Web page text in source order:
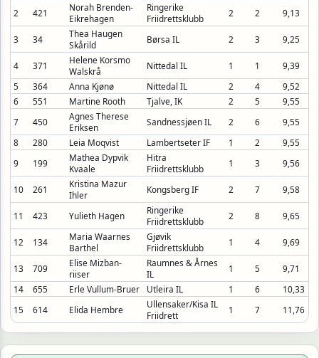
2 421
Norah Brenden-
Eikrehagen
Ringerike
Friidrettsklubb
2 2 9,13
3 34
Thea Haugen
Skårild
Børsa IL 2 3 9,25
4 371
Helene Korsmo
Walskrå
Nittedal IL 1 1
9,39
5
364 Anna Kjønø Nittedal IL 2 4
9,52
6
551 Martine Rooth Tjalve, IK 2 5
9,55
7
450
Agnes Therese
Eriksen
Sandnessjøen IL 2 6
9,55
8
280 Leia Moqvist Lambertseter IF 1 2
9,55
9
199
Mathea Dypvik
Kvaale
Hitra
Friidrettsklubb
1 3 9,56
10 261
Kristina Mazur
Ihler
Kongsberg IF 2 7 9,58
11 423 Yulieth Hagen
Ringerike
Friidrettsklubb
2 8 9,65
12 134
Maria Waarnes
Barthel
Gjøvik
Friidrettsklubb
1 4 9,69
13 709
Elise Mizban-
riiser
Raumnes & Årnes
IL
1 5
9,71
14
655 Erle Vullum-Bruer Utleira IL 1 6
10,33
15
614 Elida Hembre
Ullensaker/Kisa IL
Friidrett
1 7 11,76